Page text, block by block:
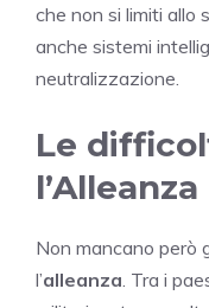
che non si limiti allo
anche sistemi
neutralizzazione.
Le
l’Alleanza
Non mancano però
l’alleanza. Tra i